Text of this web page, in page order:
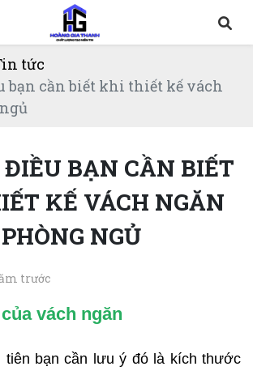
tức
bạn cần biết khi thiết kế vách
BẠN CẦN BIẾT
KẾ VÁCH NGĂN
PHÒNG NGỦ
trước
vách ngăn
bạn cần lưu ý đó là kích thước